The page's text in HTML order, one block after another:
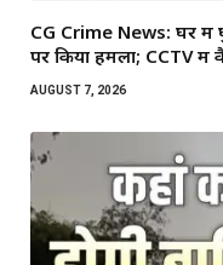
CG Crime News: घर में
पर किया हमला; CCTV में
AUGUST 7, 2026